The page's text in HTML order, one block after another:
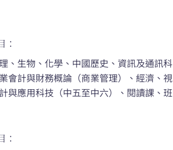
：
、生物、化學、中國歷史、資訊及通訊科
會計與財務概論（商業管理）、經濟、視
與應用科技（中五至中六）、閱讀課、班
：